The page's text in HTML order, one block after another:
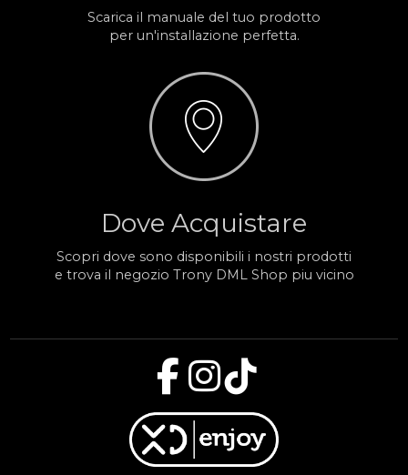
Scarica il manuale del tuo prodotto
per un'installazione perfetta.
Dove Acquistare
Scopri dove sono disponibili i nostri prodotti
e trova il negozio Trony DML Shop piu vicino